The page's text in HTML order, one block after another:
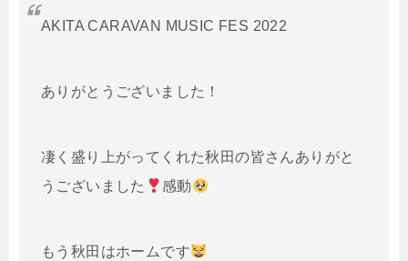
AKITA CARAVAN MUSIC FES 2022
ありがとうございました！
凄く盛り上がってくれた秋田の皆さんありがと
うございました
感動
もう秋田はホームです